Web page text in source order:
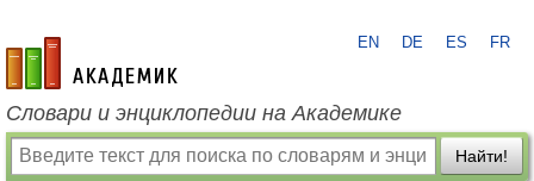
academic.ru
EN DE ES FR
Словари и энциклопедии на Академике
Найти!